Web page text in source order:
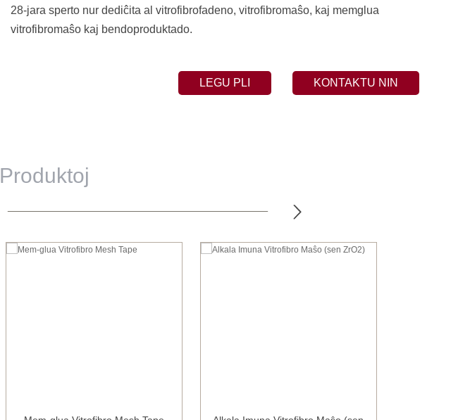
28-jara sperto nur dediĉita al vitrofibrofadeno, vitrofibromaŝo, kaj memglua
vitrofibromaŝo kaj bendoproduktado.
KONTAKTU NIN
LEGU PLI
Produktoj